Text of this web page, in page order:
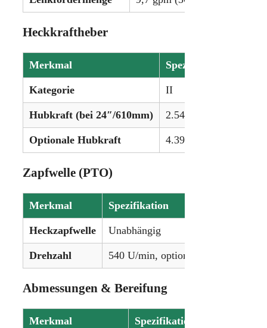
Heckkraftheber
Merkmal Spezifikation
Kategorie II
Hubkraft (bei 24″/610mm) 2.549 kg (5.620 lbs)
Optionale Hubkraft 4.399 kg (9.700 lbs)
Zapfwelle (PTO)
Merkmal Spezifikation
Heckzapfwelle Unabhängig
Drehzahl 540 U/min, optional 540/1000
Abmessungen & Bereifung
Merkmal Spezifikation